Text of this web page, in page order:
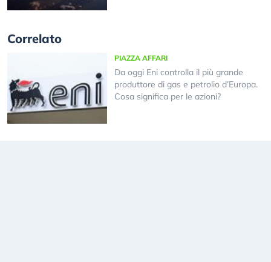
Correlato
PIAZZA AFFARI
Da oggi Eni controlla il più grande
produttore di gas e petrolio d’Europa.
Cosa significa per le azioni?